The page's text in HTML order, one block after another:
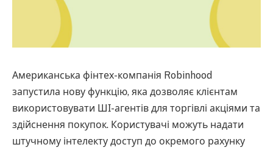
Американська фінтех-компанія Robinhood
запустила нову функцію, яка дозволяє клієнтам
використовувати ШІ-агентів для торгівлі акціями та
здійснення покупок. Користувачі можуть надати
штучному інтелекту доступ до окремого рахунку